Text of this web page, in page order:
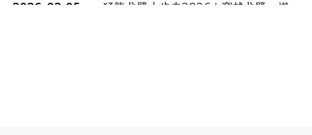
2026-02-05
猛龍戈壁大步走2026｜穿越戈壁．燃